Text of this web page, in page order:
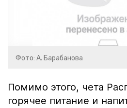
Фото: А. Барабанова
Помимо этого, чета
горячее питание и